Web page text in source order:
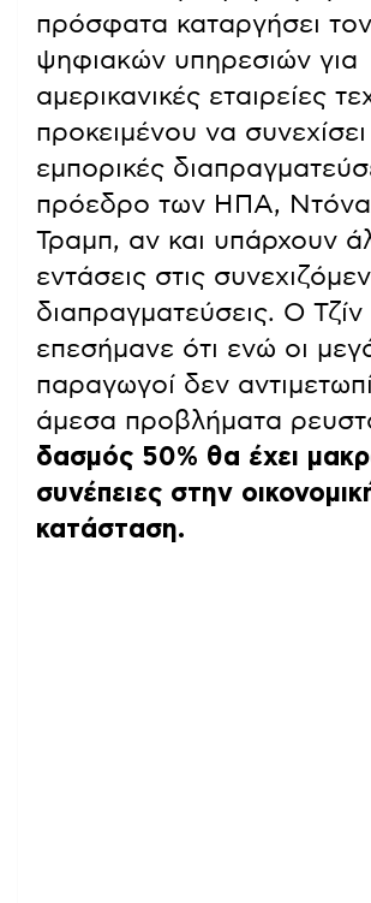
πρόσφατα καταργήσει
ψηφιακών υπηρεσιών για
αμερικανικές εταιρείες
προκειμένου να συνεχίσει
εμπορικές
πρόεδρο των ΗΠΑ,
Τραμπ, αν και υπάρχουν
εντάσεις στις
διαπραγματεύσεις. Ο Τζίν
επεσήμανε ότι ενώ οι
παραγωγοί δεν
άμεσα προβλήματα
δασμός 50% θα έχει
συνέπειες στην
κατάσταση.